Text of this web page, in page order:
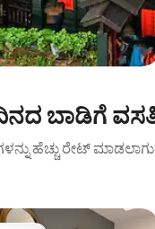
ಬಾಡಿಗೆ
ಹೆಚ್ಚು ರೇಟ್